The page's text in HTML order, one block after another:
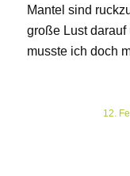
Mantel sind
große Lust
musste ich doch
12.